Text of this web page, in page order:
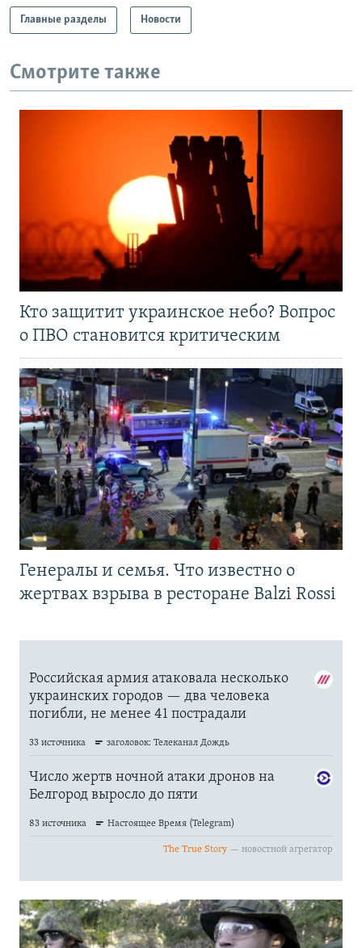
Главные разделы Новости
Смотрите также
Кто защитит украинское небо? Вопрос
о ПВО становится критическим
Генералы и семья. Что известно о
жертвах взрыва в ресторане Balzi Rossi